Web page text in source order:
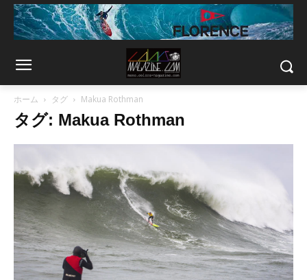
ホーム タグ Makua Rothman
タグ: Makua Rothman